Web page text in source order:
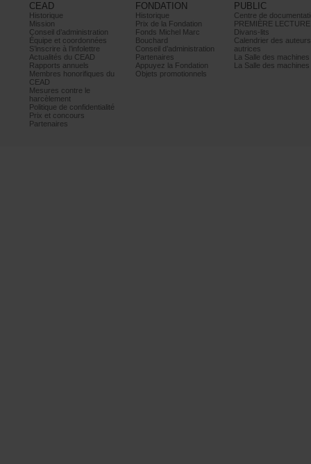
CEAD
Historique
Mission
Conseild’administration
Équipeetcoordonnées
S’inscrireàl’infolettre
ActualitésduCEAD
Rapportsannuels
Membreshonorifiquesdu
CEAD
Mesurescontrele
harcèlement
Politiquedeconfidentialité
Prixetconcours
Partenaires
FONDATION
Historique
PrixdelaFondation
FondsMichelMarc
Bouchard
Conseild’administration
Partenaires
AppuyezlaFondation
Objetspromotionnels
PUBLIC
PREMIÈRELECTURE
Divans-lits
autrices